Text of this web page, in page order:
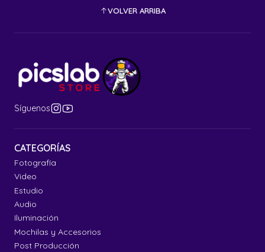
VOLVER ARRIBA
Síguenos
CATEGORÍAS
Fotografía
Video
Estudio
Audio
Iluminación
Mochilas y Accesorios
Post Producción